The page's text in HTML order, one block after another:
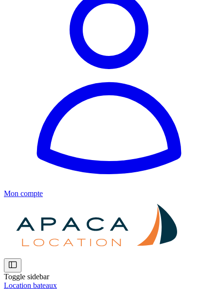
Mon compte
Toggle sidebar
Location bateaux